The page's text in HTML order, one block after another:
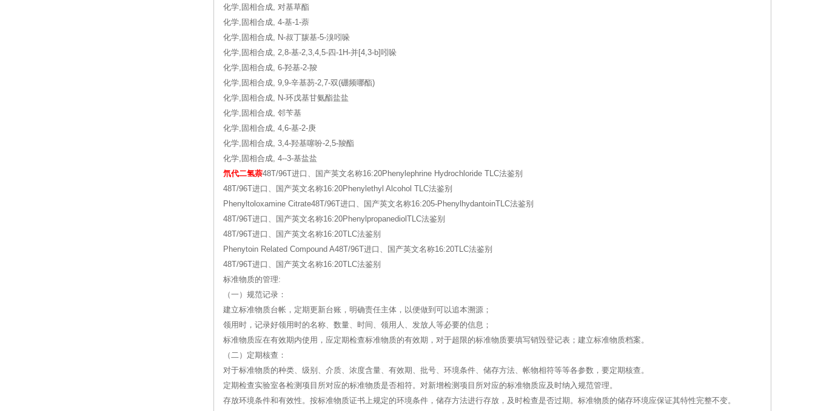
化学,固相合成, 对基草酯
化学,固相合成, 4-基-1-萘
化学,固相合成, N-叔丁羰基-5-溴吲哚
化学,固相合成, 2,8-基-2,3,4,5-四-1H-并[4,3-b]吲哚
化学,固相合成, 6-羟基-2-羧
化学,固相合成, 9,9-辛基芴-2,7-双(硼频哪酯)
化学,固相合成, N-环戊基甘氨酯盐盐
化学,固相合成, 邻苄基
化学,固相合成, 4,6-基-2-庚
化学,固相合成, 3,4-羟基噻吩-2,5-羧酯
化学,固相合成, 4--3-基盐盐
氘代二氢萘48T/96T进口、国产英文名称16:20Phenylephrine Hydrochloride TLC法鉴别
48T/96T进口、国产英文名称16:20Phenylethyl Alcohol TLC法鉴别
Phenyltoloxamine Citrate48T/96T进口、国产英文名称16:205-PhenylhydantoinTLC法鉴别
48T/96T进口、国产英文名称16:20PhenylpropanediolTLC法鉴别
48T/96T进口、国产英文名称16:20TLC法鉴别
Phenytoin Related Compound A48T/96T进口、国产英文名称16:20TLC法鉴别
48T/96T进口、国产英文名称16:20TLC法鉴别
标准物质的管理:
（一）规范记录：
建立标准物质台帐，定期更新台账，明确责任主体，以便做到可以追本溯源；
领用时，记录好领用时的名称、数量、时间、领用人、发放人等必要的信息；
标准物质应在有效期内使用，应定期检查标准物质的有效期，对于超限的标准物质要填写销毁登记表；建立标准物质档案。
（二）定期核查：
对于标准物质的种类、级别、介质、浓度含量、有效期、批号、环境条件、储存方法、帐物相符等等各参数，要定期核查。
定期检查实验室各检测项目所对应的标准物质是否相符。对新增检测项目所对应的标准物质应及时纳入规范管理。
存放环境条件和有效性。按标准物质证书上规定的环境条件，储存方法进行存放，及时检查是否过期。标准物质的储存环境应保证其特性完整不变。